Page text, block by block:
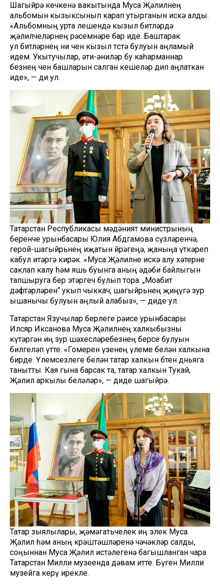
Шагыйрә кечкенә вакытында Муса Җәлилнең
альбомын кызыксынып карап утырганын искә алды.
«Альбомның урта өлешендә кызыл битләрдә
җәлилчеләрнең рәсемнәре бар иде. Баштарак
ул битләрнең ни өчен кызыл төстә булуын аңламый
идем. Укытучылар, әти-әниләр бу каһарманнар
безнең өчен башларын салган кешеләр дип аңлаткан
иде», — ди ул.
Татарстан Республикасы мәдәният министрының
беренче урынбасары Юлия Абдгамова сүзләренчә,
герой-шагыйрьнең иҗатын йөрәгеңә, җаныңа үткәреп
кабул итәргә кирәк. «Муса Җәлилне искә алу хәтерне
саклап калу һәм яшь буынга аның әдәби байлыгын
тапшыруга бер этәргеч булып тора. „Моабит
дәфтәрләрен“ укып чыккач, шагыйрьнең җиңүгә зур
ышанычы булуын аңлый алабыз», — диде ул.
Татарстан Язучылар берлеге рәисе урынбасары
Илсөяр Иксанова Муса Җәлилнең халкыбызны
күтәргән иң зур шәхесләребезнең берсе булуын
билгеләп үтте. «Гомерен үзенең үлеме белән халкына
бирде. Үлемсезлеге белән татар халкын бөтен дөньяга
танытты. Кая гына барсак та, татар халкын Тукай,
Җәлил аркылы беләләр», — диде шагыйрә.
Татар зыялылары, җәмәгатьчелек иң элек Муса
Җәлил һәм аның көрәштәшләренә чәчәкләр салды,
соңыннан Муса Җәлил истәлегенә багышланган чара
Татарстан Милли музеенда дәвам итте. Бүген Милли
музейга керү ирекле.